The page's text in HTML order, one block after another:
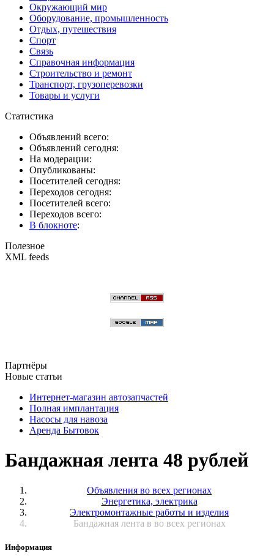
Окружающий мир
Оборудование, промышленность
Отдых, путешествия
Спорт
Связь
Справочная информация
Строительство и ремонт
Транспорт, грузоперевозки
Товары и услуги
Статистика
Объявлений всего:
Объявлений сегодня:
На модерации:
Опубликованы:
Посетителей сегодня:
Переходов сегодня:
Посетителей всего:
Переходов всего:
В блокноте:
Полезное
XML feeds
Партнёры
Новые статьи
Интернет-магазин автозапчастей
Полная имплантация
Насосы для навоза
Аренда Бытовок
Бандажная лента 48 рублей
Объявления во всех регионах
Энергетика, электрика
Электромонтажные работы и изделия
Бандажная лента в во всех регионах
Информация